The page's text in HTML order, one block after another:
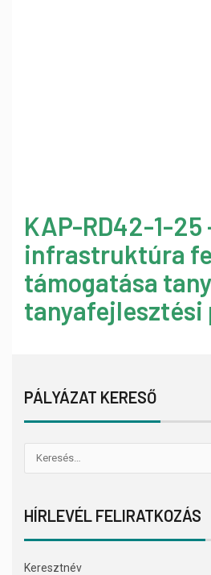
KAP-RD42-1-25
infrastruktúra
támogatása
tanyafejlesztési
PÁLYÁZAT KERESŐ
HÍRLEVÉL FELIRATKOZÁS
Keresztnév